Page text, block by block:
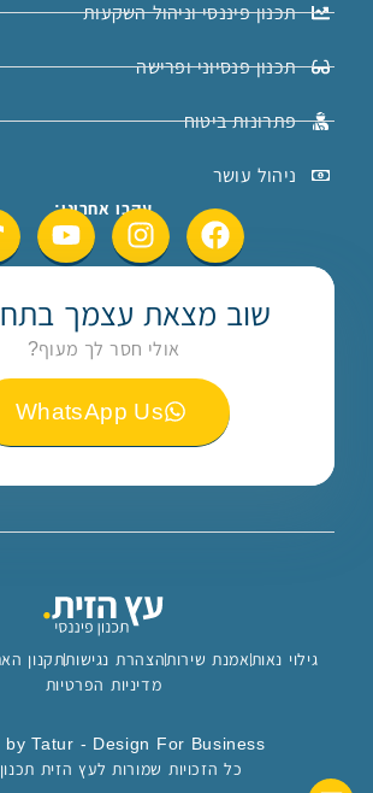
תכנון פיננסי וניהול השקעות
תכנון פנסיוני ופרישה
פתרונות ביטוח
ניהול עושר
עקבו אחרינו:
שוב מצאת עצמך
אולי חסר לך מעוף?
WhatsApp Us
גילוי נאותאמנת שירותהצהרת נגישותתקנון
מדיניות הפרטיות
by Tatur - Design For Business
כל הזכויות שמורות לעץ הזית תכנון